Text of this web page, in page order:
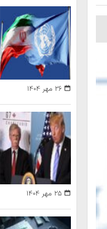
۲۶ مهر ۱۴۰۴
۲۵ مهر ۱۴۰۴